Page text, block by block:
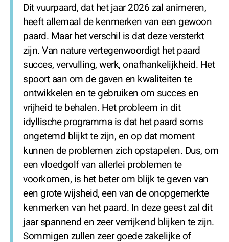
Dit vuurpaard, dat het jaar 2026 zal animeren,
heeft allemaal de kenmerken van een gewoon
paard. Maar het verschil is dat deze versterkt
zijn. Van nature vertegenwoordigt het paard
succes, vervulling, werk, onafhankelijkheid. Het
spoort aan om de gaven en kwaliteiten te
ontwikkelen en te gebruiken om succes en
vrijheid te behalen. Het probleem in dit
idyllische programma is dat het paard soms
ongetemd blijkt te zijn, en op dat moment
kunnen de problemen zich opstapelen. Dus, om
een vloedgolf van allerlei problemen te
voorkomen, is het beter om blijk te geven van
een grote wijsheid, een van de onopgemerkte
kenmerken van het paard. In deze geest zal dit
jaar spannend en zeer verrijkend blijken te zijn.
Sommigen zullen zeer goede zakelijke of